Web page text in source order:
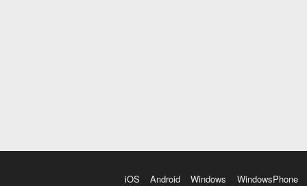
iOS Android Windows WindowsPhone